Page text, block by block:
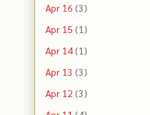
Apr 16 (3)
Apr 15 (1)
Apr 14(1)
Apr 13 (3)
Apr 12 (3)